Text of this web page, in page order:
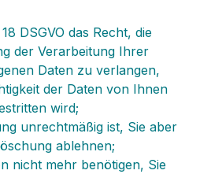
DSGVO das Recht, die
der Verarbeitung Ihrer
Daten zu verlangen,
der Daten von Ihnen
wird;
unrechtmäßig ist, Sie aber
ablehnen;
nicht mehr benötigen, Sie